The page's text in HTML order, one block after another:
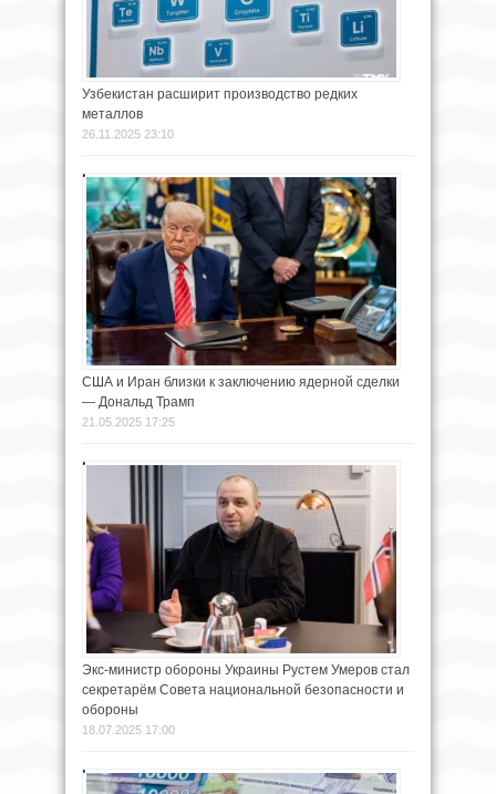
Узбекистан расширит производство редких
металлов
26.11.2025 23:10
США и Иран близки к заключению ядерной сделки
— Дональд Трамп
21.05.2025 17:25
Экс-министр обороны Украины Рустем Умеров стал
секретарём Совета национальной безопасности и
обороны
18.07.2025 17:00